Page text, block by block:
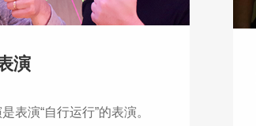
演
表演“自行运行”的表演。